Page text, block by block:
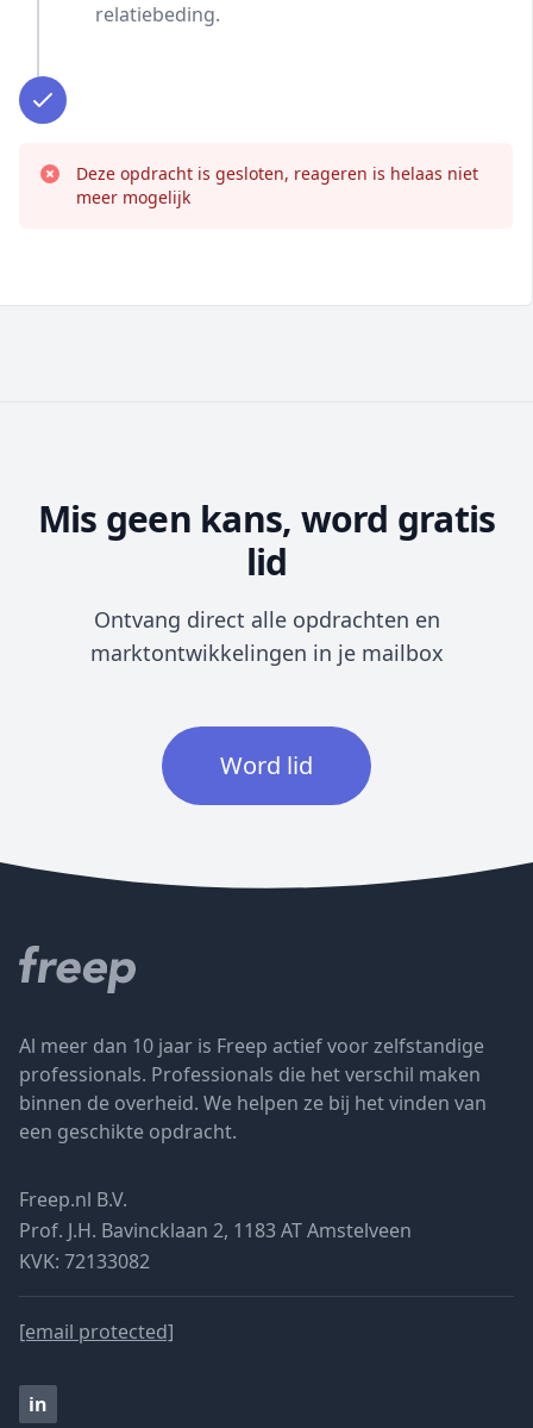
relatiebeding.
Deze opdracht is gesloten, reageren is helaas niet
meer mogelijk
Mis geen kans, word gratis
lid
Ontvang direct alle opdrachten en
marktontwikkelingen in je mailbox
Word lid
Al meer dan 10 jaar is Freep actief voor zelfstandige
professionals. Professionals die het verschil maken
binnen de overheid. We helpen ze bij het vinden van
een geschikte opdracht.
Freep.nl B.V.
Prof. J.H. Bavincklaan 2, 1183 AT Amstelveen
KVK: 72133082
[email protected]
in